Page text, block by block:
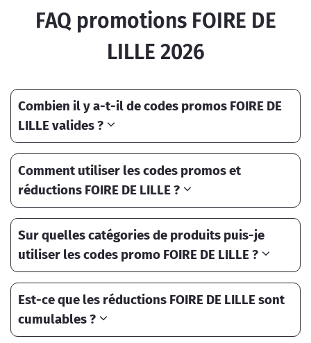
FAQ promotions FOIRE DE
LILLE 2026
Combien il y a-t-il de codes promos FOIRE DE
LILLE valides ?
Comment utiliser les codes promos et
réductions FOIRE DE LILLE ?
Sur quelles catégories de produits puis-je
utiliser les codes promo FOIRE DE LILLE ?
Est-ce que les réductions FOIRE DE LILLE sont
cumulables ?